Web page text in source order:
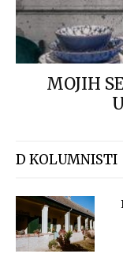
MOJIH
D KOLUMNISTI